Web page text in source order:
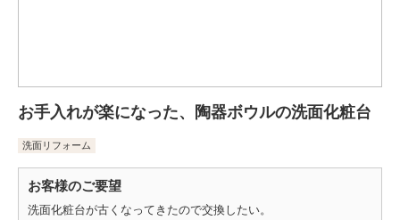
お手入れが楽になった、陶器ボウルの洗面化粧台
洗面リフォーム
お客様のご要望
洗面化粧台が古くなってきたので交換したい。